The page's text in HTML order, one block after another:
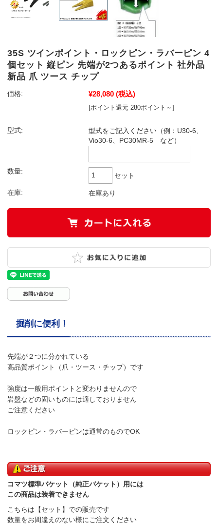
35S ツインポイント・ロックピン・ラバーピン 4
個セット 縦ピン 先端が2つあるポイント 社外品
新品 爪 ツース チップ
価格: ¥28,080 (税込)
[ポイント還元 280ポイント～]
型式:
型式をご記入ください（例：U30-6、
Vio30-6、PC30MR-5 など）
数量:
セット
在庫: 在庫あり
掘削に便利！
先端が２つに分かれている
高品質ポイント（爪・ツース・チップ）です
強度は一般用ポイントと変わりませんので
岩盤などの固いものには適しておりません
ご注意ください
ロックピン・ラバーピンは通常のものでOK
コマツ標準バケット（純正バケット）用には
この商品は装着できません
こちらは【セット】での販売です
数量をお間違えのない様にご注文ください